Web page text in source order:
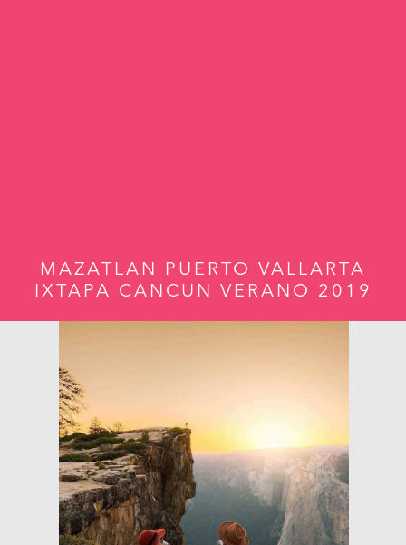
MAZATLAN PUERTO VALLARTA
IXTAPA CANCUN VERANO 2019